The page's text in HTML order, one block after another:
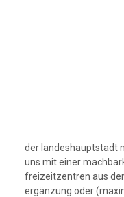
der landeshauptstadt
uns mit einer
freizeitzentren aus
ergänzung oder